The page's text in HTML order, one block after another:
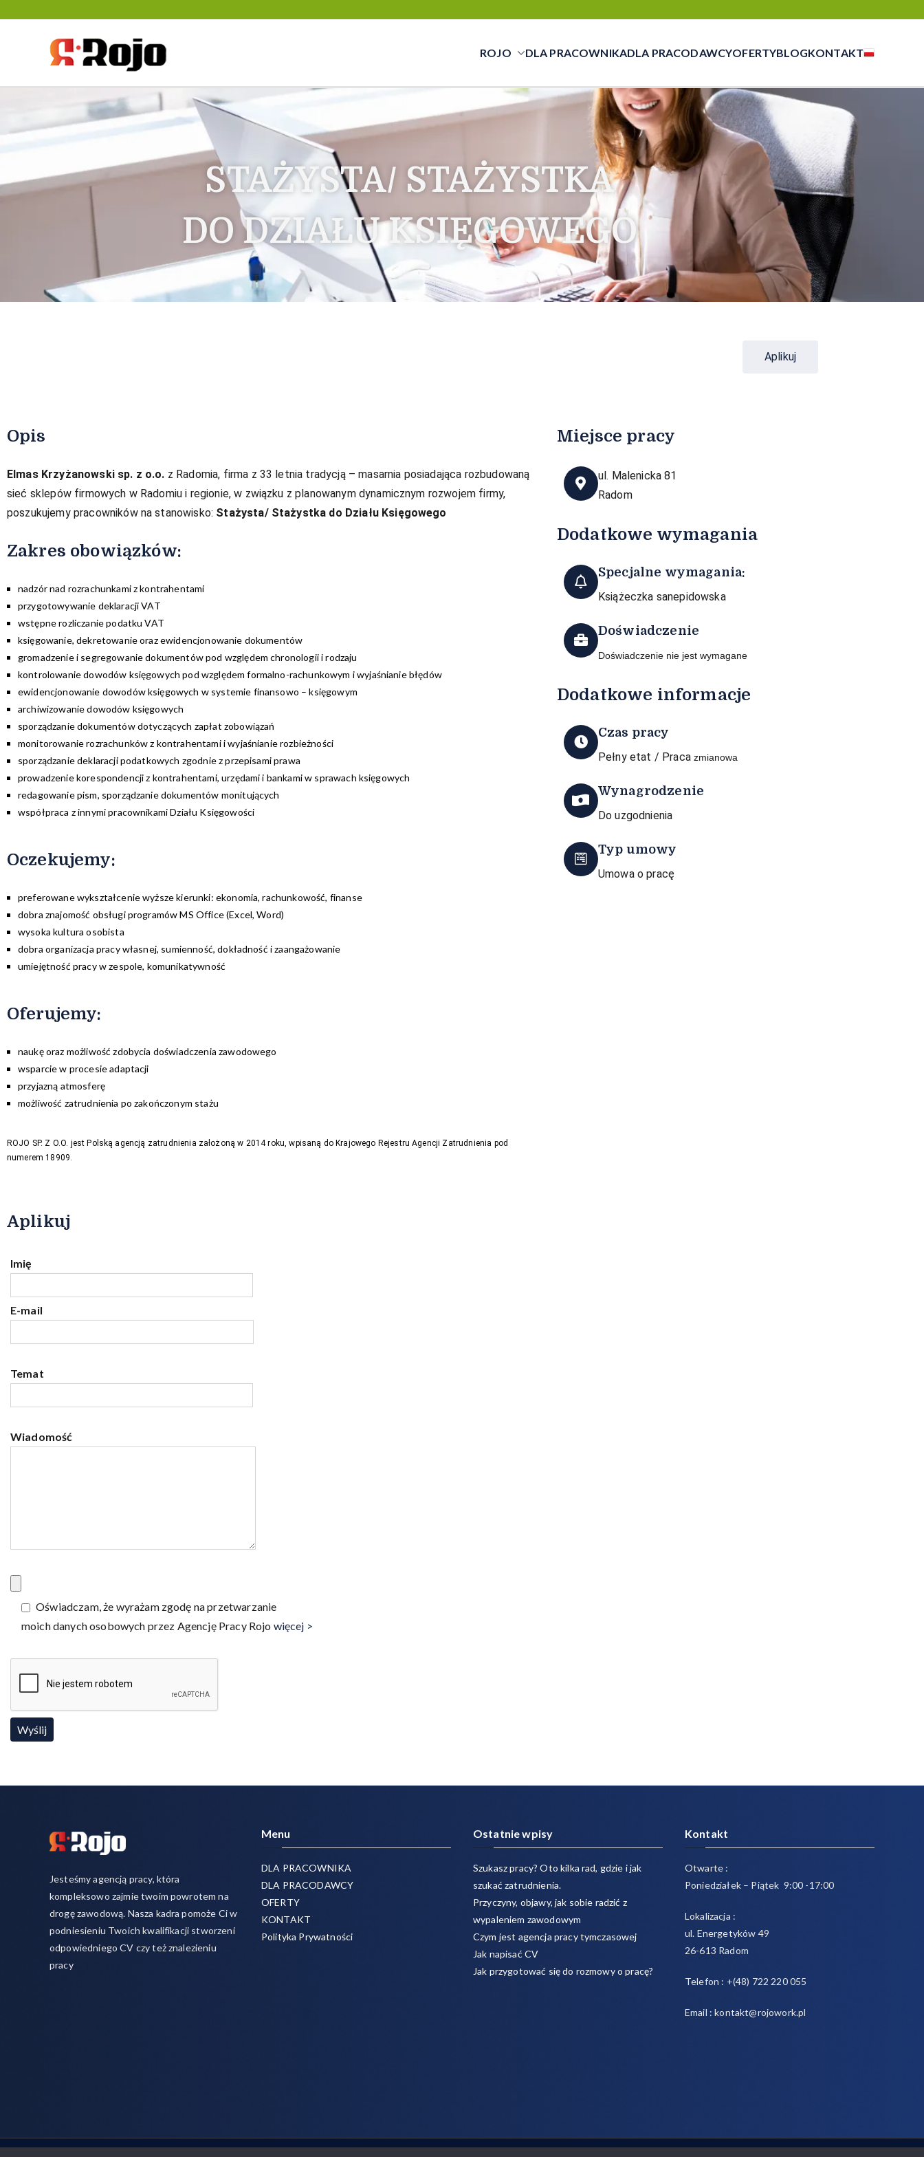
między pracodawcą a pracownikiem
ROJO DLA PRACOWNIKADLA PRACODAWCYOFERTYBLOGKONTAKT
STAŻYSTA/ STAŻYSTKA
DO DZIAŁU KSIĘGOWEGO
Aplikuj
Opis
Elmas Krzyżanowski sp. z o.o. z Radomia, firma z 33 letnia tradycją – masarnia posiadająca rozbudowaną
sieć sklepów firmowych w Radomiu i regionie, w związku z planowanym dynamicznym rozwojem firmy,
poszukujemy pracowników na stanowisko: Stażysta/ Stażystka do Działu Księgowego
Zakres obowiązków:​
nadzór nad rozrachunkami z kontrahentami
przygotowywanie deklaracji VAT
wstępne rozliczanie podatku VAT
księgowanie, dekretowanie oraz ewidencjonowanie dokumentów
gromadzenie i segregowanie dokumentów pod względem chronologii i rodzaju
kontrolowanie dowodów księgowych pod względem formalno-rachunkowym i wyjaśnianie błędów
ewidencjonowanie dowodów księgowych w systemie finansowo – księgowym
archiwizowanie dowodów księgowych
sporządzanie dokumentów dotyczących zapłat zobowiązań
monitorowanie rozrachunków z kontrahentami i wyjaśnianie rozbieżności
sporządzanie deklaracji podatkowych zgodnie z przepisami prawa
prowadzenie korespondencji z kontrahentami, urzędami i bankami w sprawach księgowych
redagowanie pism, sporządzanie dokumentów monitujących
współpraca z innymi pracownikami Działu Księgowości
Oczekujemy:
preferowane wykształcenie wyższe kierunki: ekonomia, rachunkowość, finanse
dobra znajomość obsługi programów MS Office (Excel, Word)
wysoka kultura osobista
dobra organizacja pracy własnej, sumienność, dokładność i zaangażowanie
umiejętność pracy w zespole, komunikatywność
Oferujemy:
naukę oraz możliwość zdobycia doświadczenia zawodowego
wsparcie w procesie adaptacji
przyjazną atmosferę
możliwość zatrudnienia po zakończonym stażu
ROJO SP. Z O.O. jest Polską agencją zatrudnienia założoną w 2014 roku, wpisaną do Krajowego Rejestru Agencji Zatrudnienia pod
numerem 18909.
Miejsce pracy
ul. Malenicka 81
Radom
Dodatkowe wymagania
Specjalne wymagania:
Książeczka sanepidowska
Doświadczenie
Doświadczenie nie jest wymagane
Dodatkowe informacje
Czas pracy
Pełny etat / Pracazmianowa
Wynagrodzenie
Do uzgodnienia
Typ umowy
Umowa o pracę
Aplikuj
Imię
E-mail
Temat
Wiadomość
Oświadczam, że wyrażam zgodę na przetwarzanie
moich danych osobowych przez Agencję Pracy Rojo więcej >
Jesteśmy agencją pracy, która
kompleksowo zajmie twoim powrotem na
drogę zawodową. Nasza kadra pomoże Ci w
podniesieniu Twoich kwalifikacji stworzeni
odpowiedniego CV czy też znalezieniu
pracy
Menu
DLA PRACOWNIKA
DLA PRACODAWCY
OFERTY
KONTAKT
Polityka Prywatności
Ostatnie wpisy
Szukasz pracy? Oto kilka rad, gdzie i jak
szukać zatrudnienia.
Przyczyny, objawy, jak sobie radzić z
wypaleniem zawodowym
Czym jest agencja pracy tymczasowej
Jak napisać CV
Jak przygotować się do rozmowy o pracę?
Kontakt
Otwarte :
Poniedziałek – Piątek 9:00 -17:00
Lokalizacja :
ul. Energetyków 49
26-613 Radom
Telefon : +(48) 722 220 055
Email : kontakt@rojowork.pl